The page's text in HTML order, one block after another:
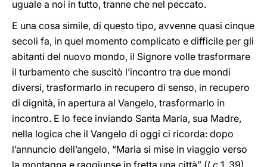
uguale a noi in tutto, tranne che nel peccato.
E una cosa simile, di questo tipo, avvenne quasi cinque
secoli fa, in quel momento complicato e difficile per gli
abitanti del nuovo mondo, il Signore volle trasformare
il turbamento che suscitò l’incontro tra due mondi
diversi, trasformarlo in recupero di senso, in recupero
di dignità, in apertura al Vangelo, trasformarlo in
incontro. E lo fece inviando Santa Maria, sua Madre,
nella logica che il Vangelo di oggi ci ricorda: dopo
l’annuncio dell’angelo, “Maria si mise in viaggio verso
la montagna e raggiunse in fretta una città” (Lc 1, 39).